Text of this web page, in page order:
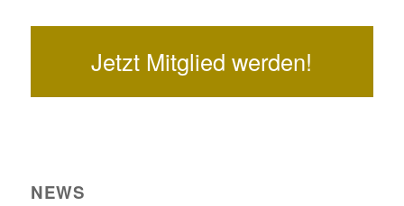
Jetzt Mitglied werden!
NEWS